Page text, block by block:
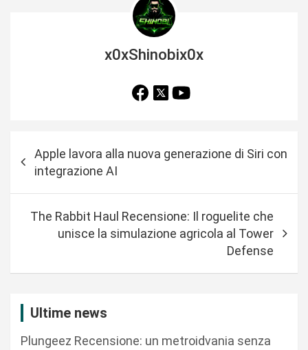
x0xShinobix0x
z
Apple lavora alla nuova generazione di Siri con
integrazione AI
The Rabbit Haul Recensione: Il roguelite che
unisce la simulazione agricola al Tower
Defense
Ultime news
Plungeez Recensione: un metroidvania senza